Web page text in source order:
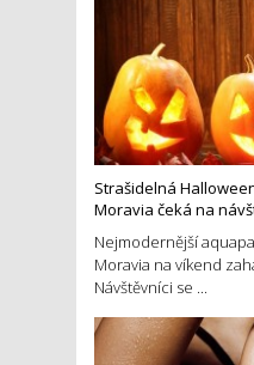
Strašidelná
Moravia čeká na
Nejmodernější
Moravia na víkend
Návštěvníci se ...